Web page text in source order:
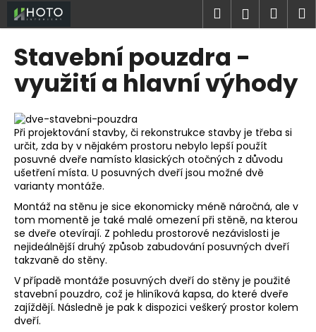
Přejít
obsah
Hledat
Stavební pouzdra -
využití a hlavní výhody
Při projektování stavby, či rekonstrukce stavby je třeba si
určit, zda by v nějakém prostoru nebylo lepší použít
posuvné dveře namísto klasických otočných z důvodu
ušetření místa. U posuvných dveří jsou možné dvě
varianty montáže.
Montáž na stěnu je sice ekonomicky méně náročná, ale v
tom momentě je také malé omezení při stěně, na kterou
se dveře otevírají. Z pohledu prostorové nezávislosti je
nejideálnější druhý způsob zabudování posuvných dveří
takzvaně do stěny.
V případě montáže posuvných dveří do stěny je použité
stavební pouzdro, což je hliníková kapsa, do které dveře
zajíždějí. Následně je pak k dispozici veškerý prostor kolem
dveří.
o
C
o
p
o
t
ř
e
b
u
j
e
t
e
n